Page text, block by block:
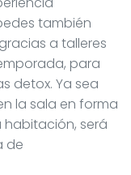
también
a talleres
para
detox. Ya sea
la sala en forma
será
de